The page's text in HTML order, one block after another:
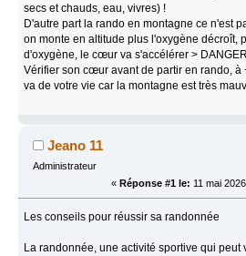
secs et chauds, eau, vivres) !
D'autre part la rando en montagne ce n'est
on monte en altitude plus l'oxygène décroît,
d'oxygène, le cœur va s'accélérer >
Vérifier son cœur avant de partir en rando, à
va de votre vie car la montagne est très
Jeano 11
Administrateur
« Réponse #1 le: 11 mai
Les conseils pour réussir sa randonnée
La randonnée, une activité sportive qui peut